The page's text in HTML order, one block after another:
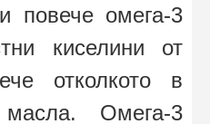
повече омега-3
киселини от
отколкото в
Омега-3